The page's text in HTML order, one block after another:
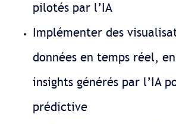
pilotés par l’IA
Implémenter des
données en temps réel,
insights générés par l’IA
prédictive